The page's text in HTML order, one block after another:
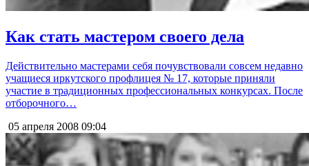
Как стать мастером своего дела
Действительно мастерами себя почувствовали совсем недавно
учащиеся иркутского профлицея № 17, которые приняли
участие в традиционных профессиональных конкурсах. После
отборочного…
05 апреля 2008 09:04